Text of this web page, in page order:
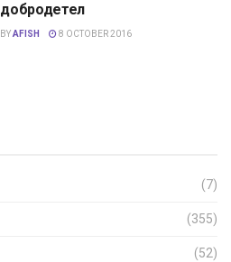
добродетел
BYAFISH 8 OCTOBER 2016
(7)
(355)
(52)